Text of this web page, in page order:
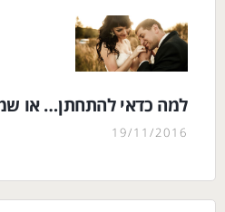
למה כדאי להתחתן… או
19/11/2016